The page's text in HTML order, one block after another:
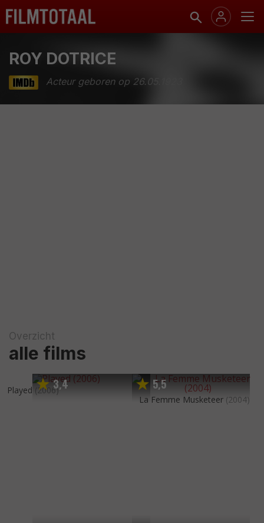
ROY DOTRICE
Acteur geboren op 26.05.1923
Overzicht
alle films
3,4
Played (2006) 5,5
La Femme Musketeer (2004)